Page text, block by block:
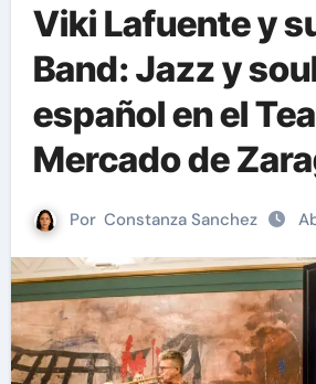
Viki Lafuente y
Band: Jazz y
español en el
Mercado de
Por Constanza Sanchez